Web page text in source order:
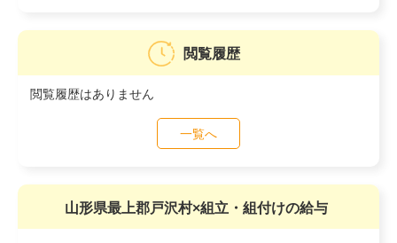
閲覧履歴
閲覧履歴はありません
一覧へ
山形県最上郡戸沢村×組立・組付けの給与